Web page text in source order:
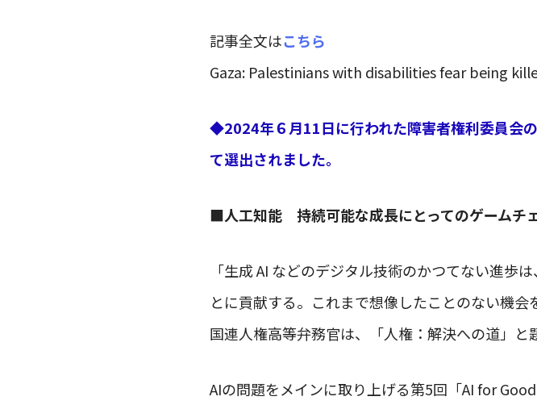
記事全文はこちら
Gaza: Palestinians with disabilities fear being
◆2024年６月11日に行われた障害者権利委員会
て選出されました。
■人工知能 持続可能な成長にとってのゲームチ
「生成 AI などのデジタル技術のかつてない進歩
とに貢献する。これまで想像したことのない機
国連人権高等弁務官は、「人権：解決への道」と
AIの問題をメインに取り上げる第5回「AI for